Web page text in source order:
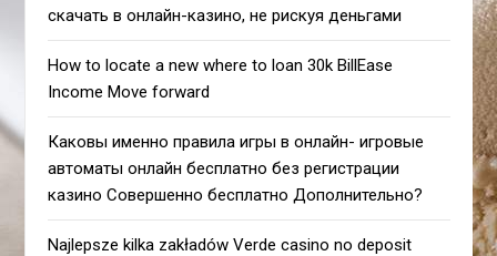
скачать в онлайн-казино, не рискуя деньгами
How to locate a new where to loan 30k BillEase
Income Move forward
Каковы именно правила игры в онлайн- игровые
автоматы онлайн бесплатно без регистрации
казино Совершенно бесплатно Дополнительно?
Najlepsze kilka zakładów Verde casino no deposit